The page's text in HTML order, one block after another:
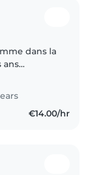
dans la
ans
les enfants
l'anglais..
€14.00/hr